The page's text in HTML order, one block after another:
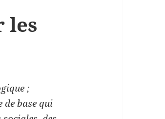
les
;
base qui